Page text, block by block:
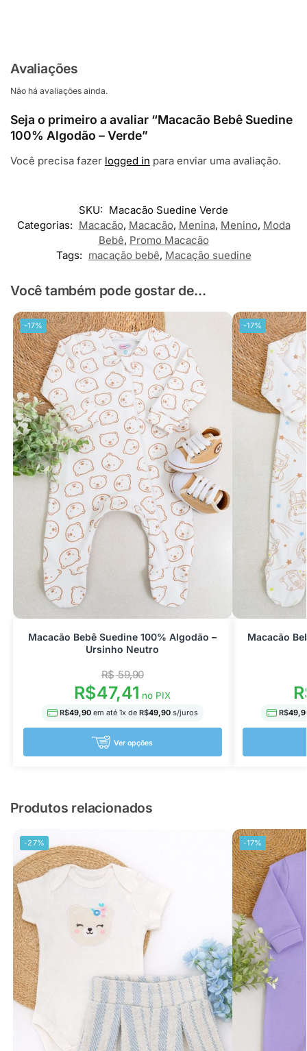
Avaliações
Não há avaliações ainda.
Seja o primeiro a avaliar “Macacão Bebê Suedine
100% Algodão – Verde”
Você precisa fazer logged in para enviar uma avaliação.
SKU: Macacão Suedine Verde
Categorias: Macacão, Macacão, Menina, Menino, Moda
Bebê, Promo Macacão
Tags: macação bebê, Macação suedine
Você também pode gostar de...
-17%
Macacão Bebê Suedine 100% Algodão –
Ursinho Neutro
R$59,90
R$47,41 no PIX
R$49,90 em até 1x de R$49,90s/juros
Ver opções
-17%
Macacão
R$
Produtos relacionados
-27% -17%